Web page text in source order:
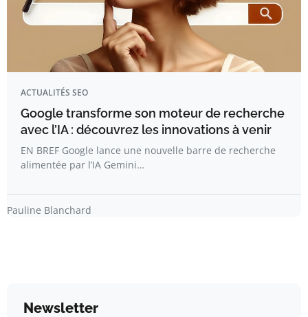
ACTUALITÉS SEO
Google transforme son moteur de recherche
avec l’IA : découvrez les innovations à venir
EN BREF Google lance une nouvelle barre de recherche
alimentée par l’IA Gemini…
Pauline Blanchard
Newsletter